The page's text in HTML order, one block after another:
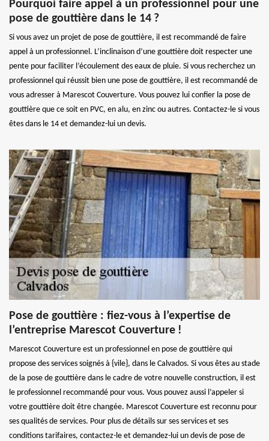
Pourquoi faire appel à un professionnel pour une
pose de gouttière dans le 14 ?
Si vous avez un projet de pose de gouttière, il est recommandé de faire
appel à un professionnel. L’inclinaison d’une gouttière doit respecter une
pente pour faciliter l’écoulement des eaux de pluie. Si vous recherchez un
professionnel qui réussit bien une pose de gouttière, il est recommandé de
vous adresser à Marescot Couverture. Vous pouvez lui confier la pose de
gouttière que ce soit en PVC, en alu, en zinc ou autres. Contactez-le si vous
êtes dans le 14 et demandez-lui un devis.
Pose de gouttière : fiez-vous à l’expertise de
l’entreprise Marescot Couverture !
Marescot Couverture est un professionnel en pose de gouttière qui
propose des services soignés à {vile}, dans le Calvados. Si vous êtes au stade
de la pose de gouttière dans le cadre de votre nouvelle construction, il est
le professionnel recommandé pour vous. Vous pouvez aussi l’appeler si
votre gouttière doit être changée. Marescot Couverture est reconnu pour
ses qualités de services. Pour plus de détails sur ses services et ses
conditions tarifaires, contactez-le et demandez-lui un devis de pose de